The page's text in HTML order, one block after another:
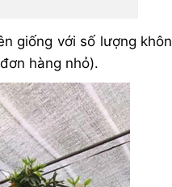
giống với số lượng
hàng nhỏ).